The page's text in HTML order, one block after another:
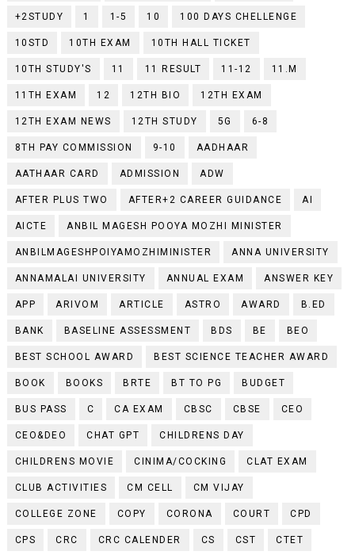
+2STUDY 1 1-5 10 100 DAYS CHELLENGE
10STD 10TH EXAM 10TH HALL TICKET
10TH STUDY'S 11 11 RESULT 11-12 11.M
11TH EXAM 12 12TH BIO 12TH EXAM
12TH EXAM NEWS 12TH STUDY 5G 6-8
8TH PAY COMMISSION 9-10 AADHAAR
AATHAAR CARD ADMISSION ADW
AFTER PLUS TWO AFTER+2 CAREER GUIDANCE AI
AICTE ANBIL MAGESH POOYA MOZHI MINISTER
ANBILMAGESHPOIYAMOZHIMINISTER ANNA UNIVERSITY
ANNAMALAI UNIVERSITY ANNUAL EXAM ANSWER KEY
APP ARIVOM ARTICLE ASTRO AWARD B.ED
BANK BASELINE ASSESSMENT BDS BE BEO
BEST SCHOOL AWARD BEST SCIENCE TEACHER AWARD
BOOK BOOKS BRTE BT TO PG BUDGET
BUS PASS C CA EXAM CBSC CBSE CEO
CEO&DEO CHAT GPT CHILDRENS DAY
CHILDRENS MOVIE CINIMA/COCKING CLAT EXAM
CLUB ACTIVITIES CM CELL CM VIJAY
COLLEGE ZONE COPY CORONA COURT CPD
CPS CRC CRC CALENDER CS CST CTET